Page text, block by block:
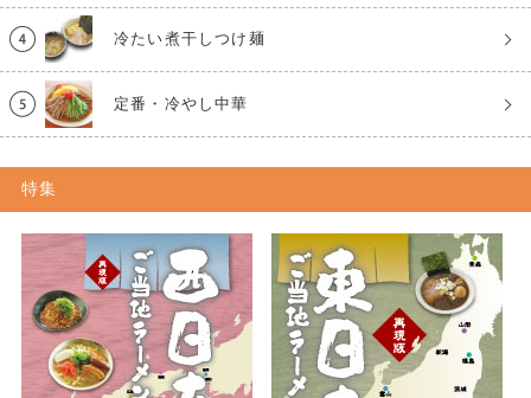
冷たい煮干しつけ麺
定番・冷やし中華
特集